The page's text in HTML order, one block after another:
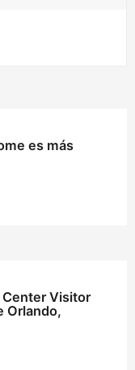
es más
Center Visitor
Orlando,